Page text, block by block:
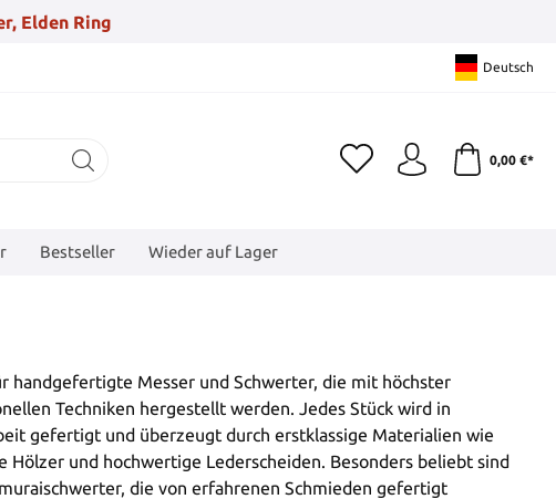
Elden Ring
Deutsch
0,00 €*
Bestseller Wieder auf Lager
handgefertigte Messer und Schwerter, die mit höchster
Techniken hergestellt werden. Jedes Stück wird in
gefertigt und überzeugt durch erstklassige Materialien wie
Hölzer und hochwertige Lederscheiden. Besonders beliebt sind
die von erfahrenen Schmieden gefertigt